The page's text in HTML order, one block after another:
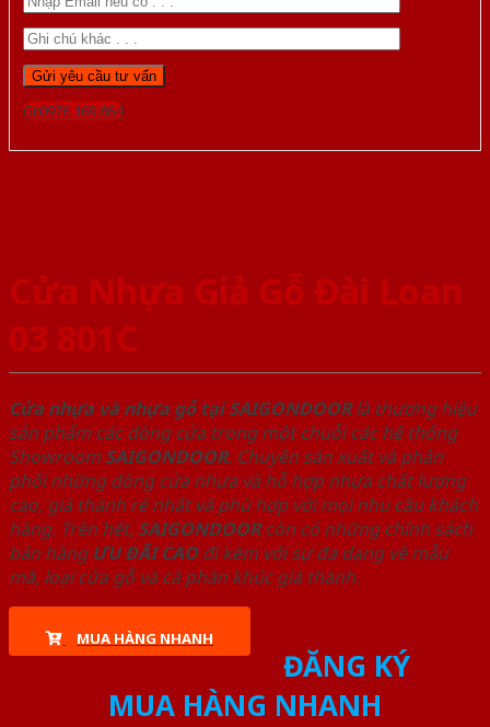
Gọi 0976.169.864
Cửa Nhựa Giả Gỗ Đài Loan
03 801C
Cửa nhựa và nhựa gỗ tại SAIGONDOORlà thương hiệu
sản phẩm các dòng cửa trong một chuỗi các hệ thống
Showroom SAIGONDOOR. Chuyên sản xuất và phân
phối những dòng cửa nhựa và hỗ hợp nhựa chất lượng
cao, giá thành rẻ nhất và phù hợp với mọi nhu cầu khách
hàng. Trên hết, SAIGONDOORcòn có những chính sách
bán hàng ƯU ĐÃI CAOđi kèm với sự đa dạng về mẫu
mã, loại cửa gỗ và cả phân khúc giá thành.
MUA HÀNG NHANH
ĐĂNG KÝ
MUA HÀNG NHANH